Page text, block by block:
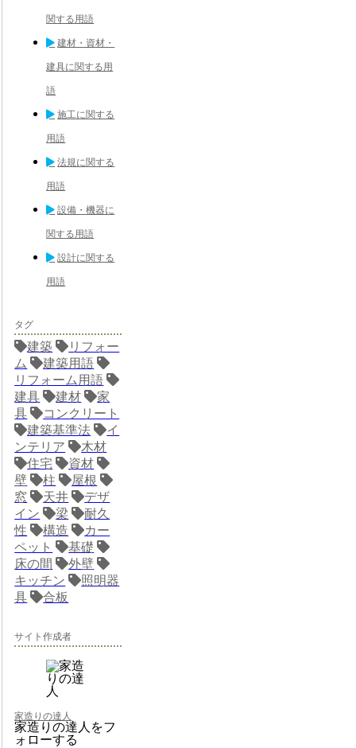
関する用語
建材・資材・
建具に関する用
語
施工に関する
用語
法規に関する
用語
設備・機器に
関する用語
設計に関する
用語
タグ
建築
リフォー
ム
建築用語
リフォーム用語
建具
建材
家
具
コンクリート
建築基準法
イ
ンテリア
木材
住宅
資材
壁
柱
屋根
窓
天井
デザ
イン
梁
耐久
性
構造
カー
ペット
基礎
床の間
外壁
キッチン
照明器
具
合板
サイト作成者
家造りの達人
家造りの達人をフ
ォローする